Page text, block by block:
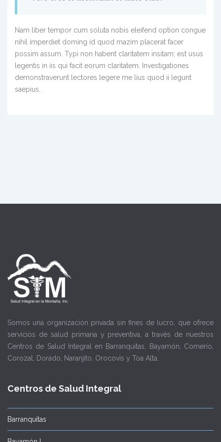
Nam liber tempor cum soluta nobis eleifend option congue
nihil imperdiet doming id quod mazim placerat facer
possim assum. Typi non habent claritatem insitam; est usus
legentis in iis qui facit eorum claritatem. Investigationes
demonstraverunt lectores legere me lius quod ii legunt
saepius.
Somos una organización privada sin fines de lucro, que ofrece
servicios de salud primaria y preventiva, a través de nuestros
Centros de Salud Integral en Barranquitas, Bayamón, Comerío,
Corozal, Dorado, Naranjito, Orocovis y Toa Alta.
Centros de Salud Integral
Barranquitas